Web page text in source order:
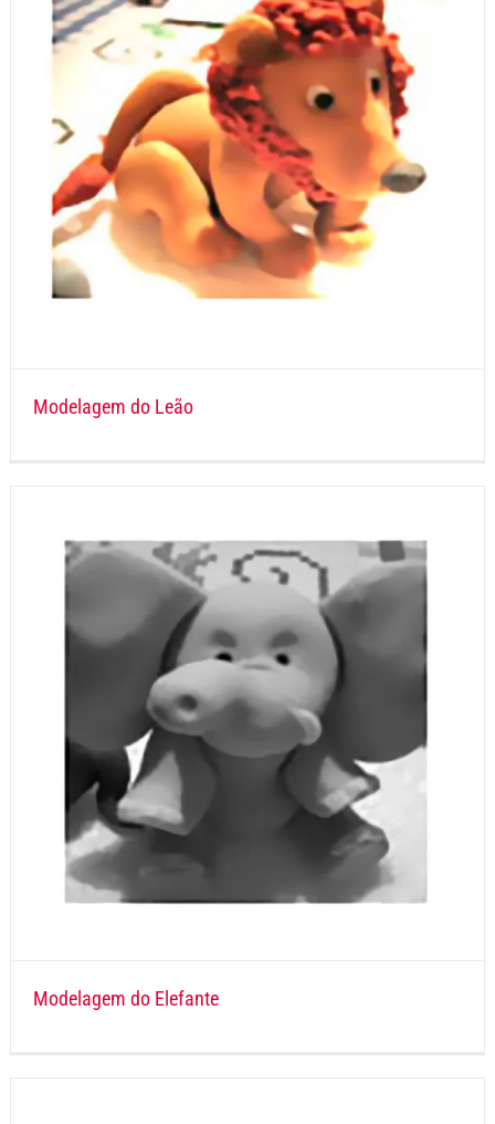
Modelagem do Leão
Modelagem do Elefante